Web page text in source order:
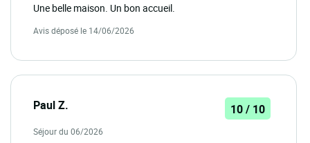
Une belle maison. Un bon accueil.
Avis déposé le 14/06/2026
Paul Z. 10 / 10
Séjour du 06/2026